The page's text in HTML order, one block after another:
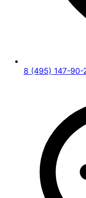
8 (495) 147-90-